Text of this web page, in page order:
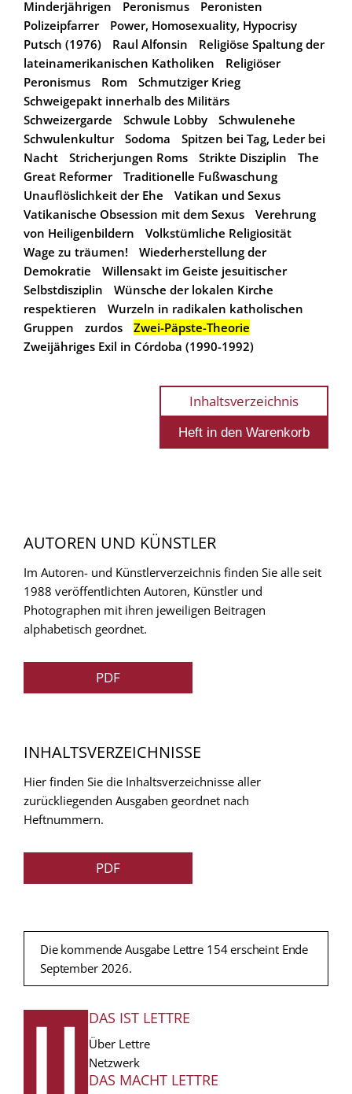
Minderjährigen
Peronismus
Peronisten
Polizeipfarrer
Power, Homosexuality, Hypocrisy
Putsch (1976)
Raul Alfonsin
Religiöse Spaltung der
lateinamerikanischen Katholiken
Religiöser
Peronismus
Rom
Schmutziger Krieg
Schweigepakt innerhalb des Militärs
Schweizergarde
Schwule Lobby
Schwulenehe
Schwulenkultur
Sodoma
Spitzen bei Tag, Leder bei
Nacht
Stricherjungen Roms Strikte Disziplin
The
Great Reformer
Traditionelle Fußwaschung
Unauflöslichkeit der Ehe
Vatikan und Sexus
Vatikanische Obsession mit dem Sexus
Verehrung
von Heiligenbildern
Volkstümliche Religiosität
Wage zu träumen!
Wiederherstellung der
Demokratie
Willensakt im Geiste jesuitischer
Selbstdisziplin
Wünsche der lokalen Kirche
respektieren
Wurzeln in radikalen katholischen
Gruppen
zurdos
Zwei-Päpste-Theorie
Zweijähriges Exil in Córdoba (1990-1992)
Inhaltsverzeichnis
AUTOREN UND KÜNSTLER
Im Autoren- und Künstlerverzeichnis finden Sie alle seit
1988 veröffentlichten Autoren, Künstler und
Photographen mit ihren jeweiligen Beitragen
alphabetisch geordnet.
PDF
INHALTSVERZEICHNISSE
Hier finden Sie die Inhaltsverzeichnisse aller
zurückliegenden Ausgaben geordnet nach
Heftnummern.
PDF
Die kommende Ausgabe Lettre 154 erscheint Ende
September 2026.
FUSSZEILE
DAS IST LETTRE
Über Lettre
Netzwerk
DAS MACHT LETTRE